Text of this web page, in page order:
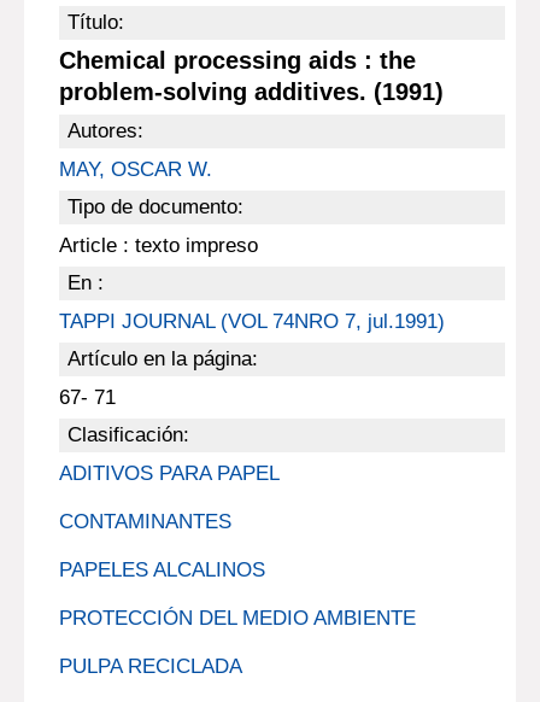
Título:
Chemical processing aids : the
problem-solving additives. (1991)
Autores:
MAY, OSCAR W.
Tipo de documento:
Article : texto impreso
En :
TAPPI JOURNAL (VOL 74NRO 7, jul.1991)
Artículo en la página:
67- 71
Clasificación:
ADITIVOS PARA PAPEL
CONTAMINANTES
PAPELES ALCALINOS
PROTECCIÓN DEL MEDIO AMBIENTE
PULPA RECICLADA